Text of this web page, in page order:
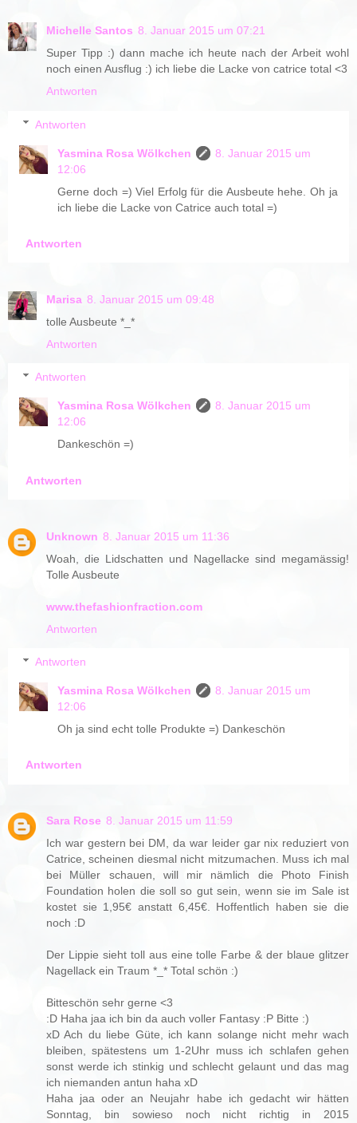
Michelle Santos 8. Januar 2015 um 07:21
Super Tipp :) dann mache ich heute nach der Arbeit wohl
noch einen Ausflug :) ich liebe die Lacke von catrice total <3
Antworten
Antworten
Yasmina Rosa Wölkchen
8. Januar 2015 um
12:06
Gerne doch =) Viel Erfolg für die Ausbeute hehe. Oh ja
ich liebe die Lacke von Catrice auch total =)
Antworten
Marisa 8. Januar 2015 um 09:48
tolle Ausbeute *_*
Antworten
Antworten
Yasmina Rosa Wölkchen
8. Januar 2015 um
12:06
Dankeschön =)
Antworten
Unknown 8. Januar 2015 um 11:36
Woah, die Lidschatten und Nagellacke sind megamässig!
Tolle Ausbeute
www.thefashionfraction.com
Antworten
Antworten
Yasmina Rosa Wölkchen
8. Januar 2015 um
12:06
Oh ja sind echt tolle Produkte =) Dankeschön
Antworten
Sara Rose 8. Januar 2015 um 11:59
Ich war gestern bei DM, da war leider gar nix reduziert von
Catrice, scheinen diesmal nicht mitzumachen. Muss ich mal
bei Müller schauen, will mir nämlich die Photo Finish
Foundation holen die soll so gut sein, wenn sie im Sale ist
kostet sie 1,95€ anstatt 6,45€. Hoffentlich haben sie die
noch :D
Der Lippie sieht toll aus eine tolle Farbe & der blaue glitzer
Nagellack ein Traum *_* Total schön :)
Bitteschön sehr gerne <3
:D Haha jaa ich bin da auch voller Fantasy :P Bitte :)
xD Ach du liebe Güte, ich kann solange nicht mehr wach
bleiben, spätestens um 1-2Uhr muss ich schlafen gehen
sonst werde ich stinkig und schlecht gelaunt und das mag
ich niemanden antun haha xD
Haha jaa oder an Neujahr habe ich gedacht wir hätten
Sonntag, bin sowieso noch nicht richtig in 2015